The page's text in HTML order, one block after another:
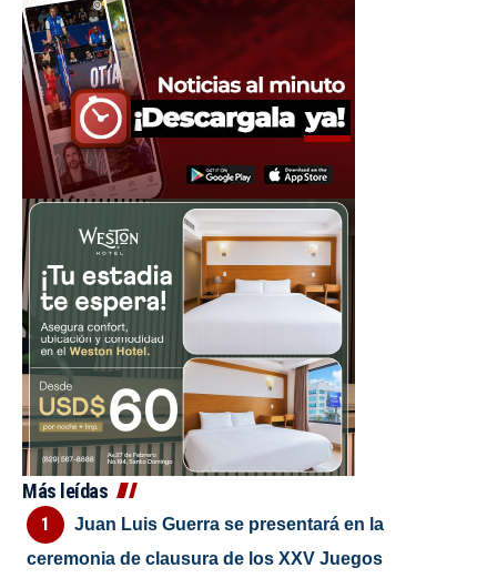
Más leídas
Juan Luis Guerra se presentará en la
ceremonia de clausura de los XXV Juegos